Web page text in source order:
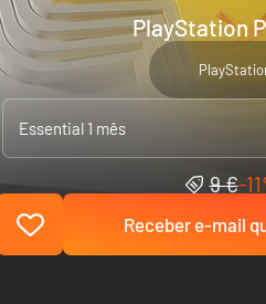
PlayStation
Essential 1 mês
9 €-
Receber e-mail